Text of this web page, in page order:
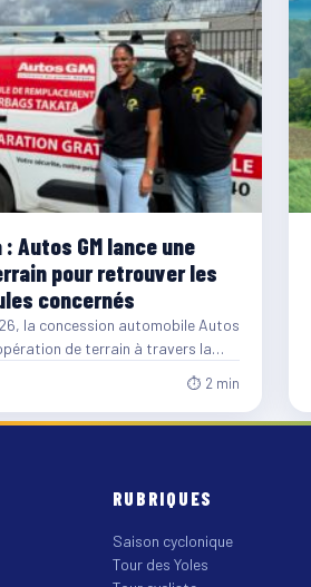
Autos GM lance une
pour retrouver les
concernés
la concession automobile Autos
de terrain à travers la…
⏱ 2 min
RUBRIQUES
Saison cyclonique
Tour des Yoles